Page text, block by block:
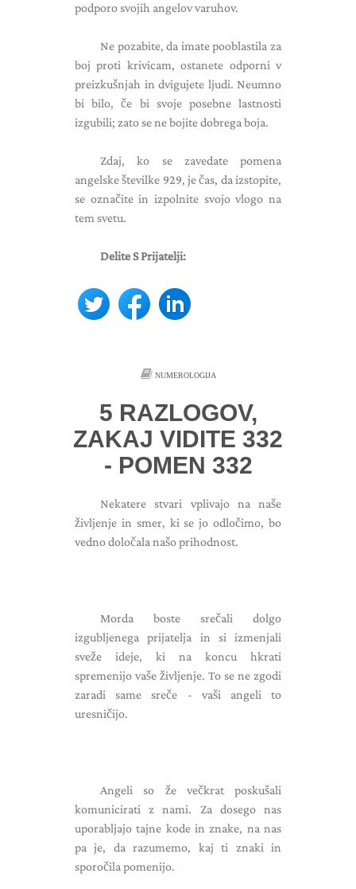
podporo svojih angelov varuhov.
Ne pozabite, da imate pooblastila za
boj proti krivicam, ostanete odporni v
preizkušnjah in dvigujete ljudi. Neumno
bi bilo, če bi svoje posebne lastnosti
izgubili; zato se ne bojite dobrega boja.
Zdaj, ko se zavedate pomena
angelske številke 929, je čas, da izstopite,
se označite in izpolnite svojo vlogo na
tem svetu.
Delite S Prijatelji:
NUMEROLOGIJA
5 RAZLOGOV,
ZAKAJ VIDITE 332
- POMEN 332
Nekatere stvari vplivajo na naše
življenje in smer, ki se jo odločimo, bo
vedno določala našo prihodnost.
Morda boste srečali dolgo
izgubljenega prijatelja in si izmenjali
sveže ideje, ki na koncu hkrati
spremenijo vaše življenje. To se ne zgodi
zaradi same sreče - vaši angeli to
uresničijo.
Angeli so že večkrat poskušali
komunicirati z nami. Za dosego nas
uporabljajo tajne kode in znake, na nas
pa je, da razumemo, kaj ti znaki in
sporočila pomenijo.